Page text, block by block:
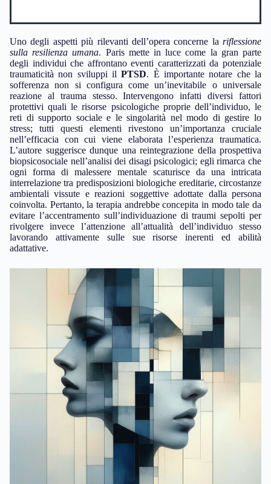
Uno degli aspetti più rilevanti dell’opera concerne la riflessione
sulla resilienza umana. Paris mette in luce come la gran parte
degli individui che affrontano eventi caratterizzati da potenziale
traumaticità non sviluppi ilPTSD. È importante notare che la
sofferenza non si configura come un’inevitabile o universale
reazione al trauma stesso. Intervengono infatti diversi fattori
protettivi quali le risorse psicologiche proprie dell’individuo, le
reti di supporto sociale e le singolarità nel modo di gestire lo
stress; tutti questi elementi rivestono un’importanza cruciale
nell’efficacia con cui viene elaborata l’esperienza traumatica.
L’autore suggerisce dunque una reintegrazione della prospettiva
biopsicosociale nell’analisi dei disagi psicologici; egli rimarca che
ogni forma di malessere mentale scaturisce da una intricata
interrelazione tra predisposizioni biologiche ereditarie, circostanze
ambientali vissute e reazioni soggettive adottate dalla persona
coinvolta. Pertanto, la terapia andrebbe concepita in modo tale da
evitare l’accentramento sull’individuazione di traumi sepolti per
rivolgere invece l’attenzione all’attualità dell’individuo stesso
lavorando attivamente sulle sue risorse inerenti ed abilità
adattative.